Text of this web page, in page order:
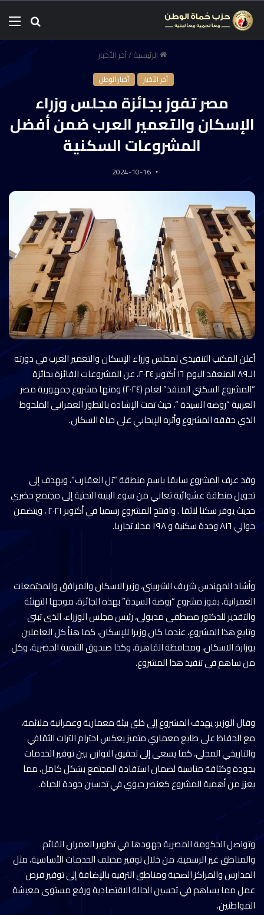
الرئيسية/آخر الأخبار
آخر الأخبار أخبار الوطن
مصر تفوز بجائزة مجلس وزراء
الإسكان والتعمير العرب ضمن أفضل
المشروعات السكنية
2024-10-16
أعلن المكتب التنفيذي لمجلس وزراء الإسكان والتعمير العرب في دورته
الـ۸۹ المنعقد اليوم ١٦ أكتوبر ۲۰۲٤، عن المشروعات الفائزة بجائزة
“المشروع السكني المنفذ” لعام (٢٠٢٤) ومنها مشروع جمهورية مصر
العربية “روضة السيدة “، حيث تمت الإشادة بالتطور العمراني الملحوظ
الذي حققه المشروع وأثره الإيجابي على حياة السكان.
وقد عرف المشروع سابقا باسم منطقة “تل العقارب”، ويهدف إلى
تحويل منطقة عشوائية تعاني من سوء البنية التحتية إلى مجتمع حضري
حديث يوفر سكنا لائقا . وافتتح المشروع رسميا في أكتوبر ۲۰۲۱ ، ويتضمن
حوالي ٨١٦ وحدة سكنية و ۱۹۸ محلا تجاريا.
وأشاد المهندس شريف الشربينى، وزير الاسكان والمرافق والمجتمعات
العمرانية، بفوز مشروع “روضة السيدة” بهذه الجائزة، موجها التهنئة
والتقدير للدكتور مصطفى مدبولى، رئيس مجلس الوزراء، الذى تبنى
وتابع هذا المشروع، عندما كان وزيرا للإسكان، كما هنأ كل العاملين
بوزارة الاسكان، ومحافظة القاهرة، وكذا صندوق التنمية الحضرية، وكل
من ساهم فى تنفيذ هذا المشروع.
وقال الوزير: يهدف المشروع إلى خلق بيئة معمارية وعمرانية ملائمة،
مع الحفاظ على طابع معماري متميز يعكس احترام التراث الثقافي
والتاريخي المحلي، كما يسعى إلى تحقيق التوازن بين توفير الخدمات
بجودة وكثافة مناسبة لضمان استفادة المجتمع بشكل كامل، مما
يعزز من أهمية المشروع كعنصر حيوي في تحسين جودة الحياة.
وتواصل الحكومة المصرية جهودها في تطوير العمران القائم
والمناطق غير الرسمية، من خلال توفير مختلف الخدمات الأساسية، مثل
المدارس والمراكز الصحية ومناطق الترفيه بالإضافة إلى توفير فرص
عمل مما يساهم في تحسين الحالة الاقتصادية ورفع مستوى معيشة
المواطنين.